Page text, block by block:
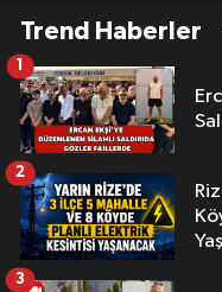
Trend Haberler
Ercan
1
2
3